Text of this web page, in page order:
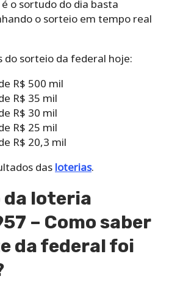
o sortudo do dia basta
o sorteio em tempo real
do sorteio da federal hoje:
R$ 500 mil
R$ 35 mil
R$ 30 mil
R$ 25 mil
R$ 20,3 mil
das loterias.
da loteria
– Como saber
da federal foi